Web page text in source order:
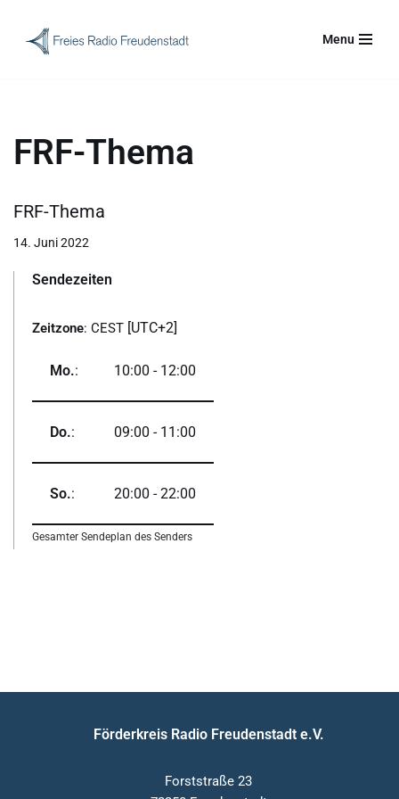
Zum
Menu
FRF-Thema
FRF-Thema
14. Juni 2022
Sendezeiten
Zeitzone: CEST [UTC+2]
Mo.: 10:00 - 12:00
Do.: 09:00 - 11:00
So.: 20:00 -22:00
Gesamter Sendeplan des Senders
Förderkreis Radio Freudenstadt e.V.
Forststraße 23